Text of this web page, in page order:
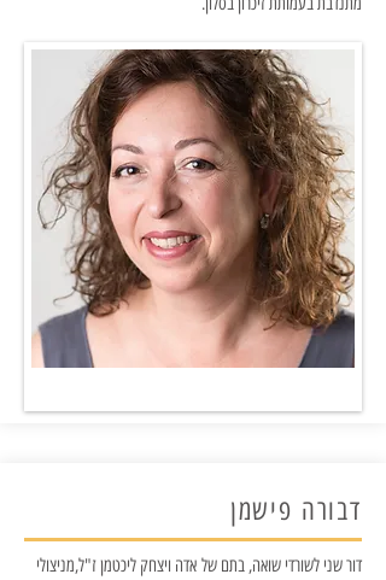
דבורה פישמן
דור שני לשורדי שואה, בתם של אדה ויצחק ליכטמן ז"ל,מניצולי